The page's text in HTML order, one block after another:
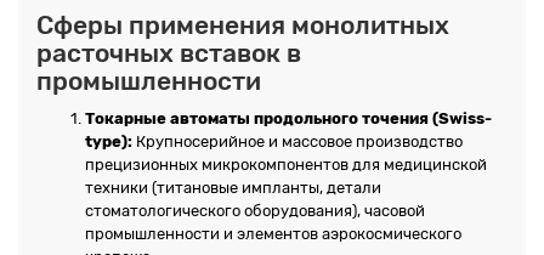
Сферы применения монолитных
расточных вставок в
промышленности
Токарные автоматы продольного точения (Swiss-
type): Крупносерийное и массовое производство
прецизионных микрокомпонентов для медицинской
техники (титановые импланты, детали
стоматологического оборудования), часовой
промышленности и элементов аэрокосмического